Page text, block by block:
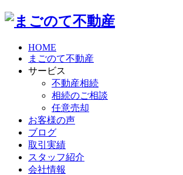
HOME
まごのて不動産
サービス
不動産相続
相続のご相談
任意売却
お客様の声
ブログ
取引実績
スタッフ紹介
会社情報